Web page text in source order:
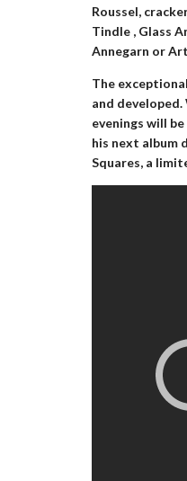
Roussel,
Tindle , Glass
Annegarn or
The
and
evenings will
his next album
Squares, a